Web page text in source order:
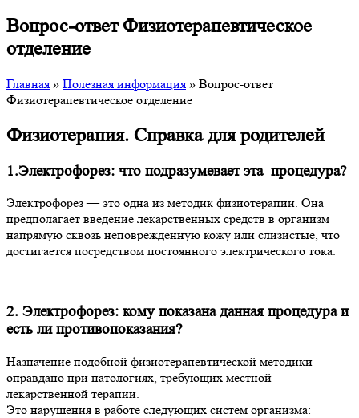
Вопрос-ответ Физиотерапевтическое
отделение
Главная » Полезная информация » Вопрос-ответ
Физиотерапевтическое отделение
Физиотерапия. Справка для родителей
1.Электрофорез: что подразумевает эта процедура?
Электрофорез — это одна из методик физиотерапии. Она
предполагает введение лекарственных средств в организм
напрямую сквозь неповрежденную кожу или слизистые, что
достигается посредством постоянного электрического тока.
2. Электрофорез: кому показана данная процедура и
есть ли противопоказания?
Назначение подобной физиотерапевтической методики
оправдано при патологиях, требующих местной
лекарственной терапии.
Это нарушения в работе следующих систем организма: